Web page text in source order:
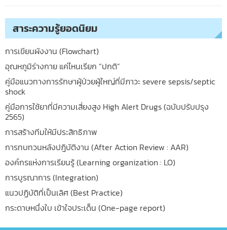
สาระความรู้ยอดนิยม
การเขียนผังงาน (Flowchart)
อุณหภูมิร่างกาย แค่ไหนเรียก “ปกติ”
คู่มือแนวทางการรักษาผู้ป่วยผู้ใหญ่ที่มีภาวะ severe sepsis/septic
shock
คู่มือการใช้ยาที่มีความเสี่ยงสูง High Alert Drugs (ฉบับปรับปรุง
2565)
การสร้างทีมให้มีประสิทธิภาพ
การทบทวนหลังปฎิบัติงาน (After Action Review : AAR)
องค์กรแห่งการเรียนรู้ (Learning organization : LO)
การบูรณาการ (Integration)
แนวปฏิบัติที่เป็นเลิศ (Best Practice)
กระดาษหนึ่งใบ เข้าใจประเด็น (One-page report)